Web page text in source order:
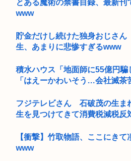
とある魔術の禁書目録、最新刊
www
貯金だけし続けた独身おじさん
生、あまりに悲惨すぎるwww
積水ハウス「地面師に55億円
「はえーかわいそう…会社滅茶
フジテレビさん 石破茂の生ま
生を見つけてきて消費税減税反
【衝撃】竹取物語、ここにき
www